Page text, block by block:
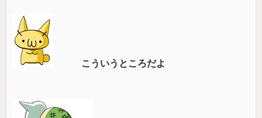
こういうところだよ